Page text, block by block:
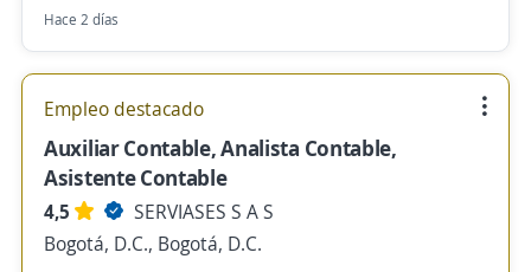
Hace 2 días
Empleo destacado
Auxiliar Contable, Analista Contable,
Asistente Contable
4,5
SERVIASES S A S
Bogotá, D.C., Bogotá, D.C.